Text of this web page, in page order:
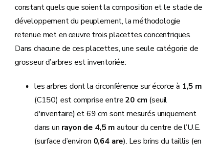
constant quels que soient la composition et le stade de
développement du peuplement, la méthodologie
retenue met en œuvre trois placettes concentriques.
Dans chacune de ces placettes, une seule catégorie de
grosseur d’arbres est inventoriée:
les arbres dont la circonférence sur écorce à 1,5 m
(C150) est comprise entre20 cm (seuil
d'inventaire) et 69 cm sont mesurés uniquement
dans un rayon de 4,5 m autour du centre de l’U.E.
(surface d’environ 0,64 are). Les brins du taillis (en